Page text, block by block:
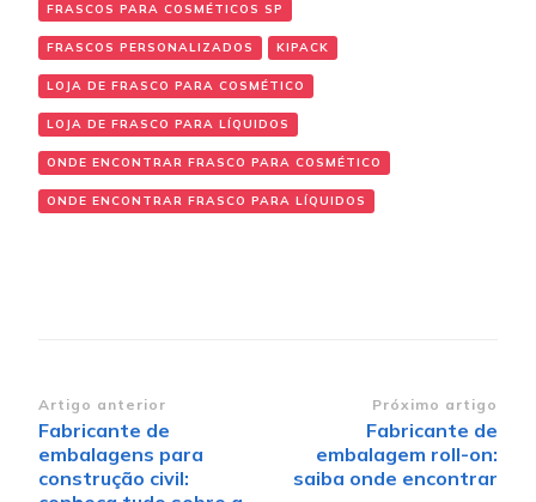
FRASCOS PARA COSMÉTICOS SP
FRASCOS PERSONALIZADOS KIPACK
LOJA DE FRASCO PARA COSMÉTICO
LOJA DE FRASCO PARA LÍQUIDOS
ONDE ENCONTRAR FRASCO PARA COSMÉTICO
ONDE ENCONTRAR FRASCO PARA LÍQUIDOS
Navegação de post
Artigo anterior
Fabricante de
embalagens para
construção civil:
Próximo artigo
Fabricante de
embalagem roll-on:
saiba onde encontrar